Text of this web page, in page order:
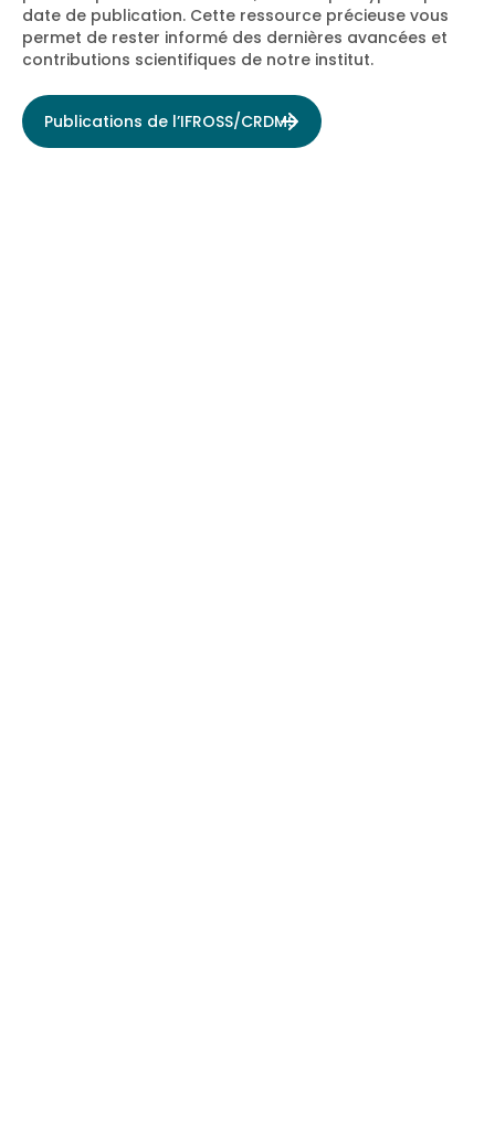
différentes. Son déroulement prévoit une évaluation
ex-ante entre 2012 et 2013, une évaluation à mi-
parcours fin 2014, et une évaluation finale en mai 2017.
date de publication. Cette ressource précieuse vous
permet de rester informé des dernières avancées et
contributions scientifiques de notre institut.
Publications de l’IFROSS/CRDMS